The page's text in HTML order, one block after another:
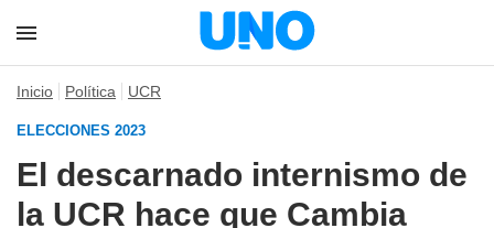
Inicio Política UCR
ELECCIONES 2023
El descarnado internismo de
la UCR hace que Cambia